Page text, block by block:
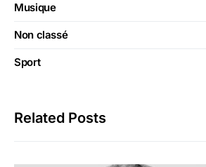
Musique
Non classé
Sport
Related Posts